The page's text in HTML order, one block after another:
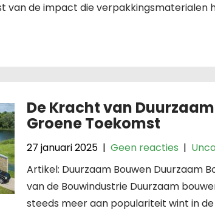
van de impact die verpakkingsmaterialen
De Kracht van
Groene Toekomst
27 januari 2025 |Geen reacties |
Artikel: Duurzaam Bouwen Duurzaam
van de Bouwindustrie Duurzaam
steeds meer aan populariteit wint in